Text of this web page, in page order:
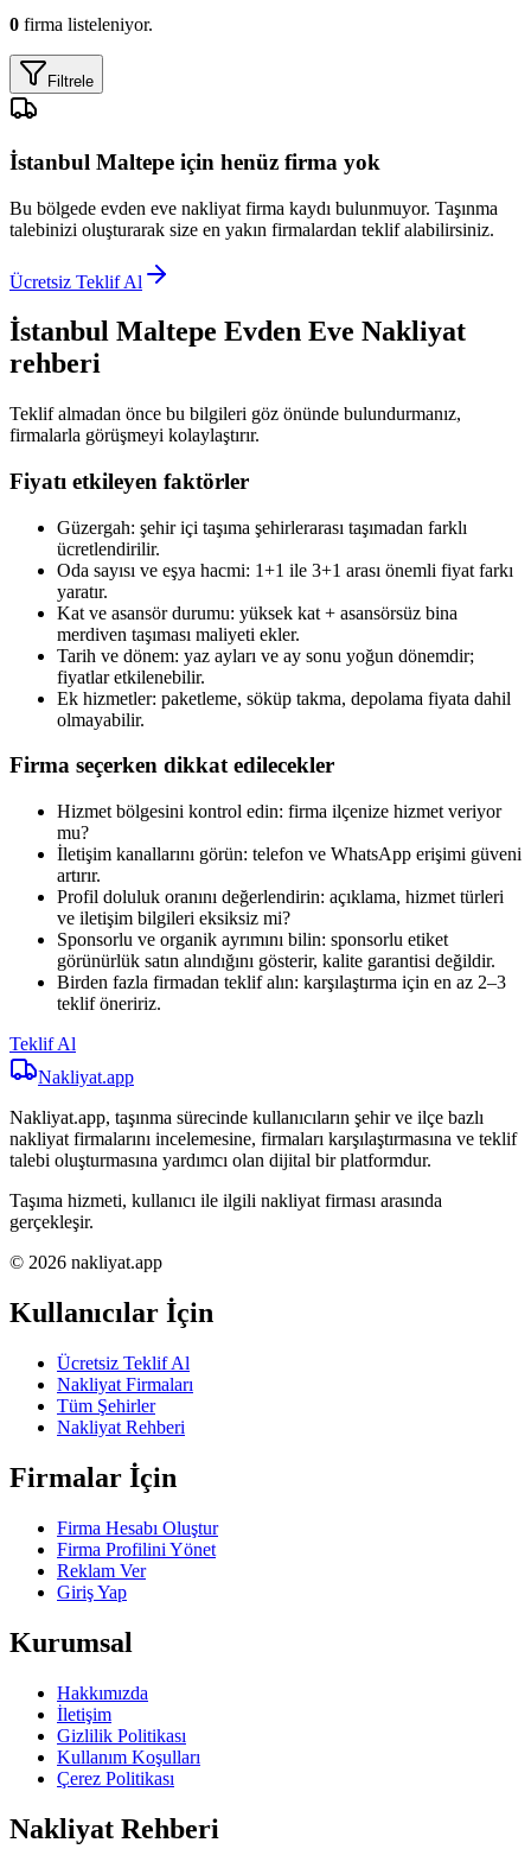
0 firma listeleniyor.
Filtrele
İstanbul Maltepe için henüz firma yok
Bu bölgede evden eve nakliyat firma kaydı bulunmuyor. Taşınma
talebinizi oluşturarak size en yakın firmalardan teklif alabilirsiniz.
Ücretsiz Teklif Al
İstanbul Maltepe Evden Eve Nakliyat
rehberi
Teklif almadan önce bu bilgileri göz önünde bulundurmanız,
firmalarla görüşmeyi kolaylaştırır.
Fiyatı etkileyen faktörler
Güzergah: şehir içi taşıma şehirlerarası taşımadan farklı
ücretlendirilir.
Oda sayısı ve eşya hacmi: 1+1 ile 3+1 arası önemli fiyat farkı
yaratır.
Kat ve asansör durumu: yüksek kat + asansörsüz bina
merdiven taşıması maliyeti ekler.
Tarih ve dönem: yaz ayları ve ay sonu yoğun dönemdir;
fiyatlar etkilenebilir.
Ek hizmetler: paketleme, söküp takma, depolama fiyata dahil
olmayabilir.
Firma seçerken dikkat edilecekler
Hizmet bölgesini kontrol edin: firma ilçenize hizmet veriyor
mu?
İletişim kanallarını görün: telefon ve WhatsApp erişimi güveni
artırır.
Profil doluluk oranını değerlendirin: açıklama, hizmet türleri
ve iletişim bilgileri eksiksiz mi?
Sponsorlu ve organik ayrımını bilin: sponsorlu etiket
görünürlük satın alındığını gösterir, kalite garantisi değildir.
Birden fazla firmadan teklif alın: karşılaştırma için en az 2–3
teklif öneririz.
Teklif Al
Nakliyat.app
Nakliyat.app, taşınma sürecinde kullanıcıların şehir ve ilçe bazlı
nakliyat firmalarını incelemesine, firmaları karşılaştırmasına ve teklif
talebi oluşturmasına yardımcı olan dijital bir platformdur.
Taşıma hizmeti, kullanıcı ile ilgili nakliyat firması arasında
gerçekleşir.
© 2026 nakliyat.app
Kullanıcılar İçin
Ücretsiz Teklif Al
Nakliyat Firmaları
Tüm Şehirler
Nakliyat Rehberi
Firmalar İçin
Firma Hesabı Oluştur
Firma Profilini Yönet
Reklam Ver
Giriş Yap
Kurumsal
Hakkımızda
İletişim
Gizlilik Politikası
Kullanım Koşulları
Çerez Politikası
Nakliyat Rehberi